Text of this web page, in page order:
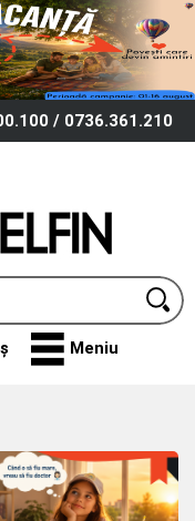
/ 0736.361.210
Meniu